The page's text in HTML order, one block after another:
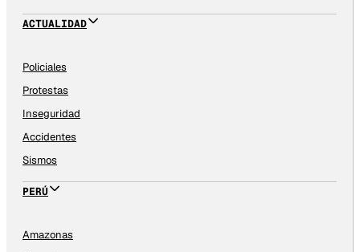
ACTUALIDAD
Policiales
Protestas
Inseguridad
Accidentes
Sismos
PERÚ
Amazonas